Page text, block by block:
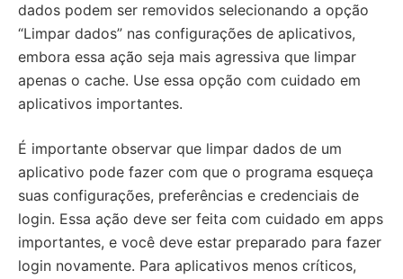
dados podem ser removidos selecionando a opção
“Limpar dados” nas configurações de aplicativos,
embora essa ação seja mais agressiva que limpar
apenas o cache. Use essa opção com cuidado em
aplicativos importantes.
É importante observar que limpar dados de um
aplicativo pode fazer com que o programa esqueça
suas configurações, preferências e credenciais de
login. Essa ação deve ser feita com cuidado em apps
importantes, e você deve estar preparado para fazer
login novamente. Para aplicativos menos críticos,